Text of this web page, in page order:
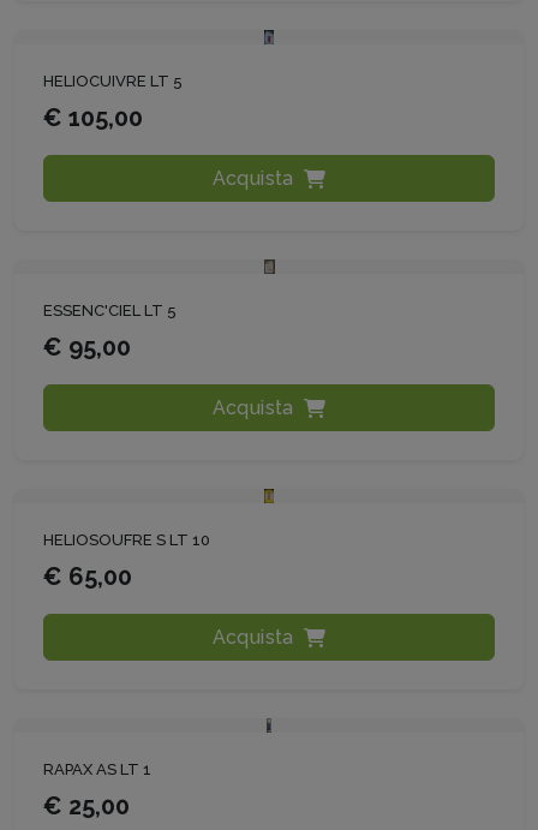
HELIOCUIVRE LT 5
€ 105,00
Acquista
ESSENC'CIEL LT 5
€ 95,00
Acquista
HELIOSOUFRE S LT 10
€ 65,00
Acquista
RAPAX AS LT 1
€ 25,00